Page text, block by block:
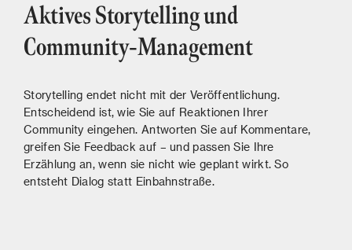
Aktives Storytelling und
Community-Management
Storytelling endet nicht mit der Veröffentlichung.
Entscheidend ist, wie Sie auf Reaktionen Ihrer
Community eingehen. Antworten Sie auf Kommentare,
greifen Sie Feedback auf – und passen Sie Ihre
Erzählung an, wenn sie nicht wie geplant wirkt. So
entsteht Dialog statt Einbahnstraße.